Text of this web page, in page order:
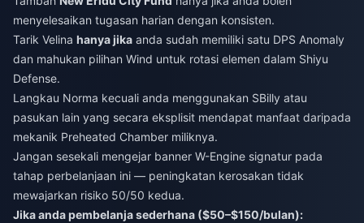
menyelesaikan tugasan harian dengan konsisten.
Tarik Velina hanya jika anda sudah memiliki satu DPS Anomaly
dan mahukan pilihan Wind untuk rotasi elemen dalam Shiyu
Defense.
Langkau Norma kecuali anda menggunakan SBilly atau
pasukan lain yang secara eksplisit mendapat manfaat daripada
mekanik Preheated Chamber miliknya.
Jangan sesekali mengejar banner W-Engine signatur pada
tahap perbelanjaan ini — peningkatan kerosakan tidak
mewajarkan risiko 50/50 kedua.
Jika anda pembelanja sederhana ($50–$150/bulan):